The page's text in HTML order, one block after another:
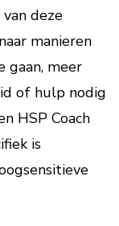
deze
manieren
gaan, meer
of hulp nodig
HSP Coach
is